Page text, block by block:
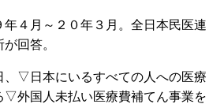
４月～２０年３月。全日本民医連
回答。
▽日本にいるすべての人への医療
▽外国人未払い医療費補てん事業を